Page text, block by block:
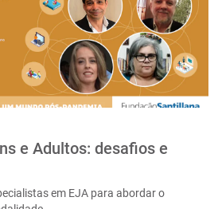
e Adultos: desafios e
em EJA para abordar o